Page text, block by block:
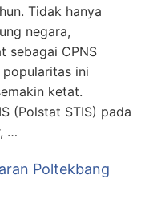
Tidak hanya
negara,
sebagai CPNS
popularitas ini
ketat.
(Polstat STIS) pada
…
Poltekbang